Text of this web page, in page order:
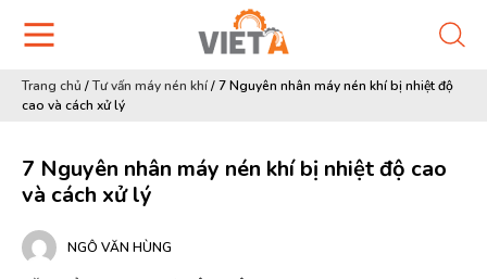
Trang chủ /Tư vấn máy nén khí/7 Nguyên nhân máy nén khí bị nhiệt độ
cao và cách xử lý
7 Nguyên nhân máy nén khí bị nhiệt độ cao
và cách xử lý
NGÔ VĂN HÙNG